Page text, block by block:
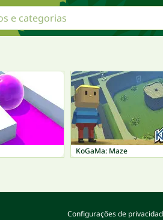
KoGaMa: Maze
Configurações de